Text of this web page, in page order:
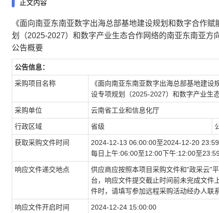
合作网络的南亚东南亚方向研
究》编制项目竞争性磋商公告
正文内容
《面向南亚东南亚数字出海总部基地建设规划和数字合作
划（2025-2027）和数字产业生态合作网络的南亚东南亚方
公告概要
公告信息：
采购项目名称
《面向南亚东南亚数字出海总部基地建
设专项规划（2025-2027）和数字产业生
采购单位 云南省工业和信息化厅
行政区域 省级
获取采购文件时间
2024-12-13 06:00:00至2024-12-20
每日上午:06:00至12:00下午:12:00至
响应文件递交地点
供应商应按照本项目采购文件和"政采云"
台，响应文件提交截止时间前未完成文件
件时，请填写参加远程采购活动经办人联
响应文件开启时间 2024-12-24 15:00:00